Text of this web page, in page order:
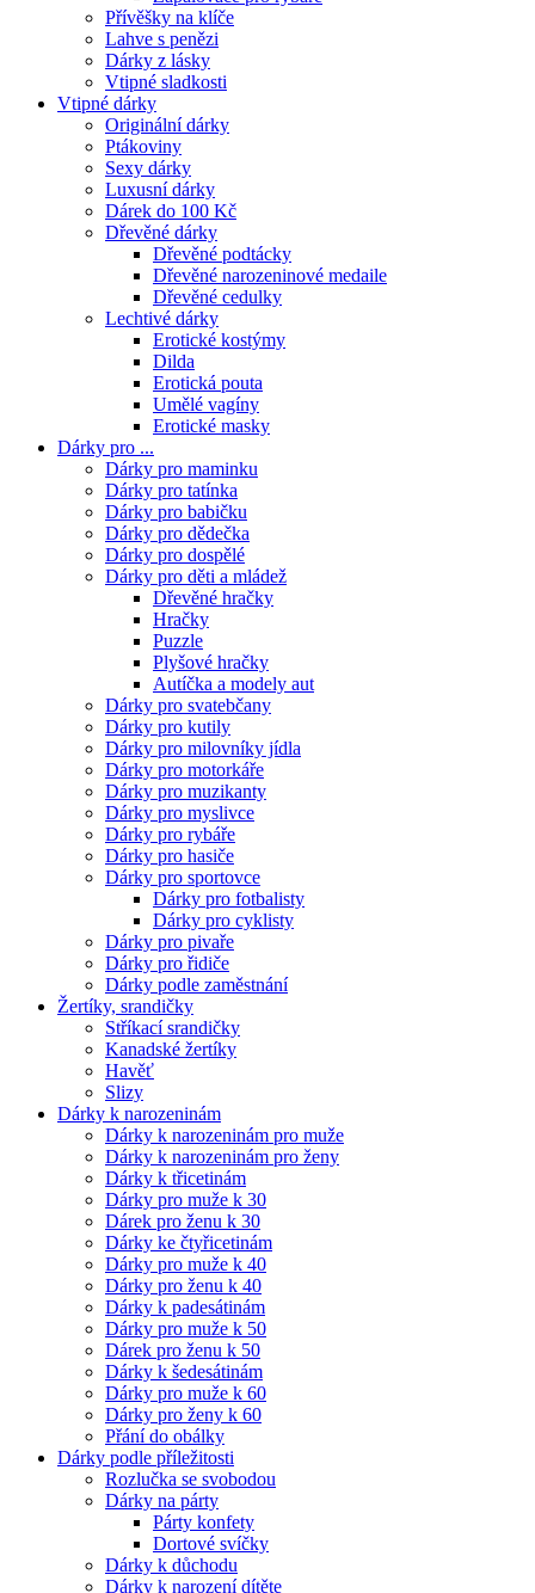
Přívěšky na klíče
Lahve s penězi
Dárky z lásky
Vtipné sladkosti
Vtipné dárky
Originální dárky
Ptákoviny
Sexy dárky
Luxusní dárky
Dárek do 100 Kč
Dřevěné dárky
Dřevěné podtácky
Dřevěné narozeninové medaile
Dřevěné cedulky
Lechtivé dárky
Erotické kostýmy
Dilda
Erotická pouta
Umělé vagíny
Erotické masky
Dárky pro ...
Dárky pro maminku
Dárky pro tatínka
Dárky pro babičku
Dárky pro dědečka
Dárky pro dospělé
Dárky pro děti a mládež
Dřevěné hračky
Hračky
Puzzle
Plyšové hračky
Autíčka a modely aut
Dárky pro svatebčany
Dárky pro kutily
Dárky pro milovníky jídla
Dárky pro motorkáře
Dárky pro muzikanty
Dárky pro myslivce
Dárky pro rybáře
Dárky pro hasiče
Dárky pro sportovce
Dárky pro fotbalisty
Dárky pro cyklisty
Dárky pro pivaře
Dárky pro řidiče
Dárky podle zaměstnání
Žertíky, srandičky
Stříkací srandičky
Kanadské žertíky
Havěť
Slizy
Dárky k narozeninám
Dárky k narozeninám pro muže
Dárky k narozeninám pro ženy
Dárky k třicetinám
Dárky pro muže k 30
Dárek pro ženu k 30
Dárky ke čtyřicetinám
Dárky pro muže k 40
Dárky pro ženu k 40
Dárky k padesátinám
Dárky pro muže k 50
Dárek pro ženu k 50
Dárky k šedesátinám
Dárky pro muže k 60
Dárky pro ženy k 60
Přání do obálky
Dárky podle příležitosti
Rozlučka se svobodou
Dárky na párty
Párty konfety
Dortové svíčky
Dárky k důchodu
Dárky k narození dítěte